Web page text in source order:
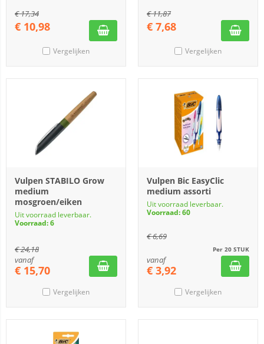
€17,34
€ 10,98
Vergelijken
€11,87
€ 7,68
Vergelijken
Vulpen STABILO Grow
medium
mosgroen/eiken
Uit voorraad leverbaar.
Voorraad: 6
€24,18
vanaf
€ 15,70
Vergelijken
Vulpen Bic EasyClic
medium assorti
Uit voorraad leverbaar.
Voorraad: 60
€6,69
Per 20 STUK
vanaf
€ 3,92
Vergelijken